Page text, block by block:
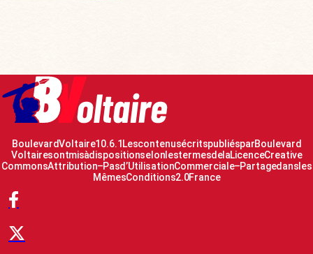
Boulevard Voltaire 10.6.1 Les contenus écrits publiés par Boulevard
Voltaire sont mis à disposition selon les termes de la Licence Creative
Commons Attribution – Pas d’Utilisation Commerciale – Partage dans les
Mêmes Conditions 2.0 France